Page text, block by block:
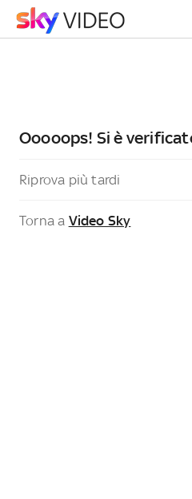
Ooooops! Si è
Riprova più tardi
Torna a Video Sky